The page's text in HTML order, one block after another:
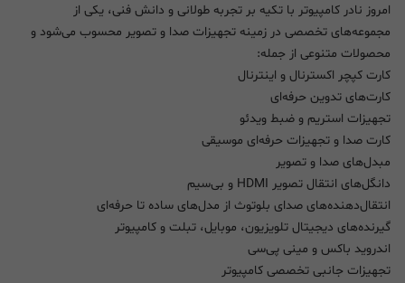
امروز نادر کامپیوتر با تکیه بر تجربه طولانی و دانش فنی، یکی از
مجموعه‌های تخصصی در زمینه تجهیزات صدا و تصویر محسوب می‌شود و
محصولات متنوعی از جمله:
کارت کپچر اکسترنال و اینترنال
کارت‌های تدوین حرفه‌ای
تجهیزات استریم و ضبط ویدئو
کارت صدا و تجهیزات حرفه‌ای موسیقی
مبدل‌های صدا و تصویر
دانگل‌های انتقال تصویر HDMI و بی‌سیم
انتقال‌دهنده‌های صدای بلوتوث از مدل‌های ساده تا حرفه‌ای
گیرنده‌های دیجیتال تلویزیون، موبایل، تبلت و کامپیوتر
اندروید باکس و مینی پی‌سی
تجهیزات جانبی تخصصی کامپیوتر